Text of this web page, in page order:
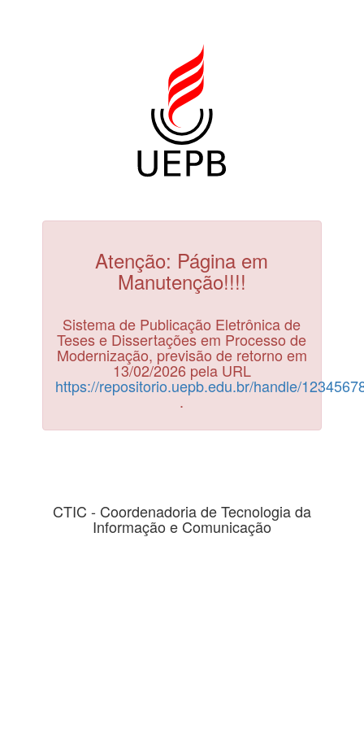
Atenção: Página em
Manutenção!!!!
Sistema de Publicação Eletrônica de
Teses e Dissertações em Processo de
Modernização, previsão de retorno em
13/02/2026 pela URL
https://repositorio.uepb.edu.br/handle/
.
CTIC - Coordenadoria de Tecnologia da
Informação e Comunicação